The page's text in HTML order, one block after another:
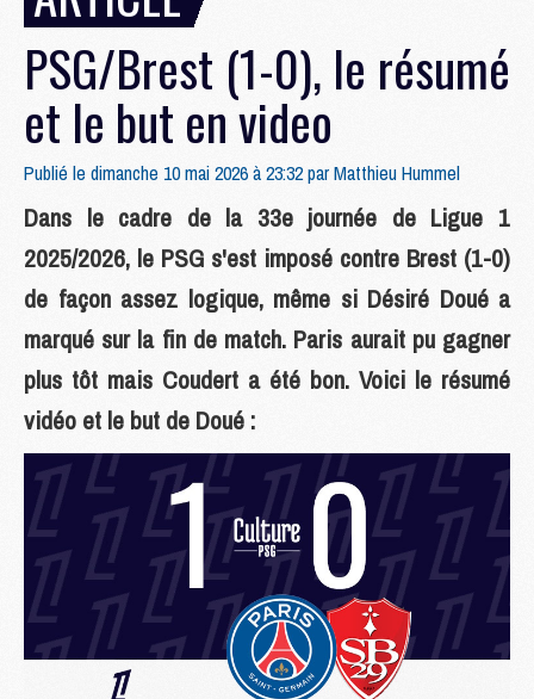
PSG/Brest (1-0), le résumé
et le but en video
Publié le dimanche 10 mai 2026 à 23:32 parMatthieu Hummel
Dans le cadre de la 33e journée de Ligue 1
2025/2026, le PSG s'est imposé contre Brest (1-0)
de façon assez logique, même si Désiré Doué a
marqué sur la fin de match. Paris aurait pu gagner
plus tôt mais Coudert a été bon. Voici le résumé
vidéo et le but de Doué :